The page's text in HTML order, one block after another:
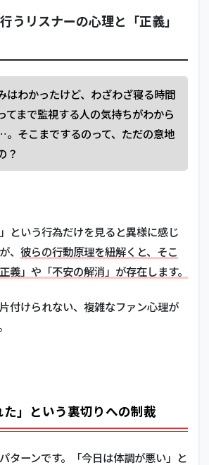
うリスナーの心理と「正義」
はわかったけど、わざわざ寝る時間
てまで監視する人の気持ちがわから
。そこまでするのって、ただの意地
？
という行為だけを見ると異様に感じ
、 彼らの行動原理を紐解くと、そこ
義」や「不安の解消」が存在します。
付けられない、複雑なファン心理が
」という裏切りへの制裁
ターンです。「今日は体調が悪い」と